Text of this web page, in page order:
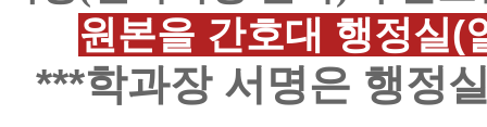
원본을 간호대 행정실(
***학과장 서명은 행정